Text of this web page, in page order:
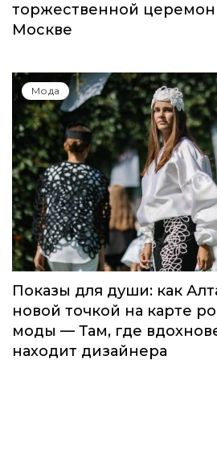
торжественной
Москве
Мода
Показы для души: как
новой точкой на карте
моды — Там, где
находит дизайнера